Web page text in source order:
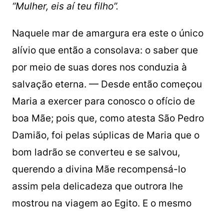
“Mulher, eis aí teu filho”.
Naquele mar de amargura era este o único
alívio que então a consolava: o saber que
por meio de suas dores nos conduzia à
salvação eterna. — Desde então começou
Maria a exercer para conosco o ofício de
boa Mãe; pois que, como atesta São Pedro
Damião, foi pelas súplicas de Maria que o
bom ladrão se converteu e se salvou,
querendo a divina Mãe recompensá-lo
assim pela delicadeza que outrora lhe
mostrou na viagem ao Egito. E o mesmo